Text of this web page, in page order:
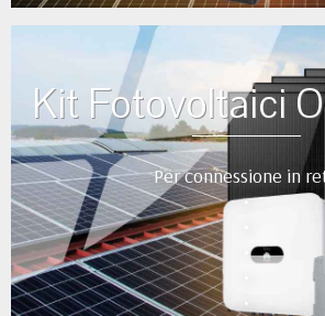
Kit Fotovoltaici
Per connessione in
•
•